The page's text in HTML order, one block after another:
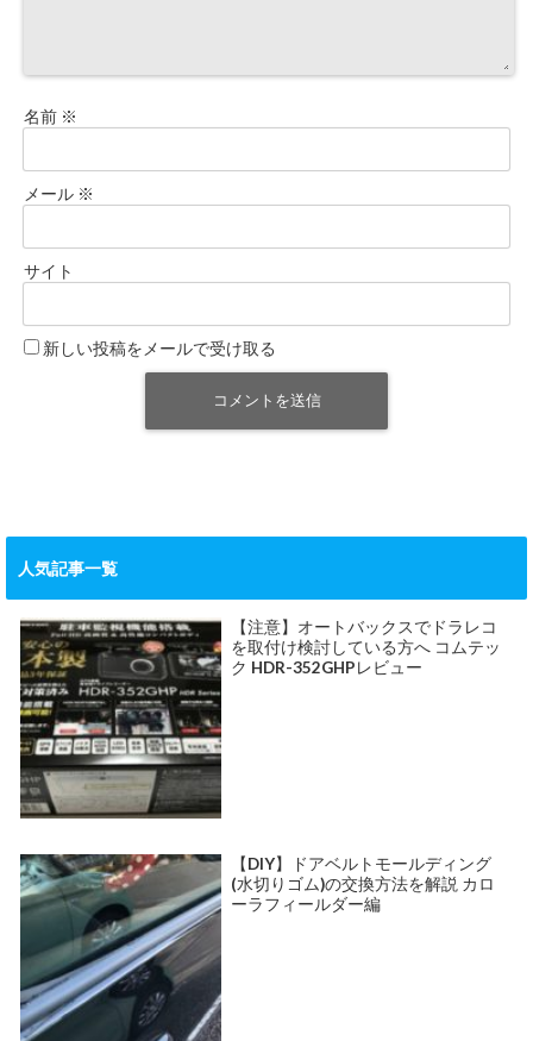
名前 ※
メール ※
サイト
新しい投稿をメールで受け取る
人気記事一覧
【注意】オートバックスでドラレコ
を取付け検討している方へ コムテッ
ク HDR-352GHPレビュー
【DIY】ドアベルトモールディング
(水切りゴム)の交換方法を解説 カロ
ーラフィールダー編